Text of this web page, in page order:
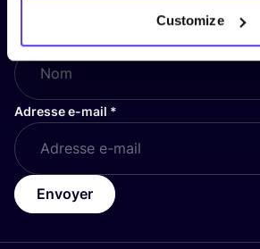
Customize
Adresse e-mail *
Envoyer